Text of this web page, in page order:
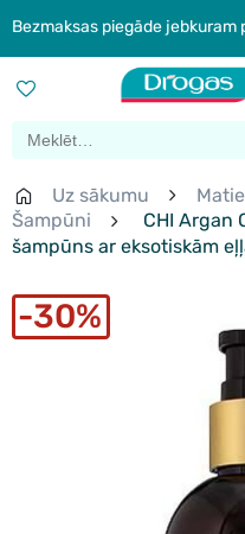
Bezmaksas piegāde jebkuram
Uz sākumu
Šampūni
CHI Argan
šampūns ar eksotiskām
30%